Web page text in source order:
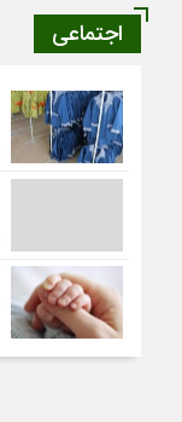
اجتماعی